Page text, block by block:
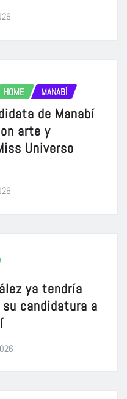
HOME MANABÍ
de Manabí
arte y
Universo
ya tendría
candidatura a